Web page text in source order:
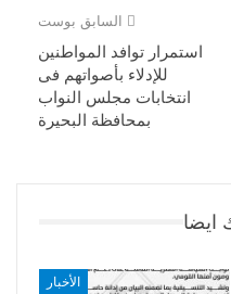
السابق بوست
استمرار توافد المواطنين
للإدلاء بأصواتهم فى
انتخابات مجلس النواب
بمحافظة البحيرة
ايضا
الأخبار